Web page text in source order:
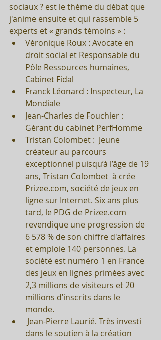
sociaux ? est le thème du débat que
j'anime ensuite et qui rassemble 5
experts et « grands témoins » :
Véronique Roux : Avocate en
droit social et Responsable du
Pôle Ressources humaines,
Cabinet Fidal
Franck Léonard : Inspecteur, La
Mondiale
Jean-Charles de Fouchier :
Gérant du cabinet PerfHomme
Tristan Colombet :  Jeune
créateur au parcours
exceptionnel puisqu’à l’âge de 19
ans, Tristan Colombet  à crée
Prizee.com, société de jeux en
ligne sur Internet. Six ans plus
tard, le PDG de Prizee.com
revendique une progression de
6 578 % de son chiffre d'affaires
et emploie 140 personnes. La
société est numéro 1 en France
des jeux en lignes primées avec
2,3 millions de visiteurs et 20
millions d’inscrits dans le
monde.
dans le soutien à la création